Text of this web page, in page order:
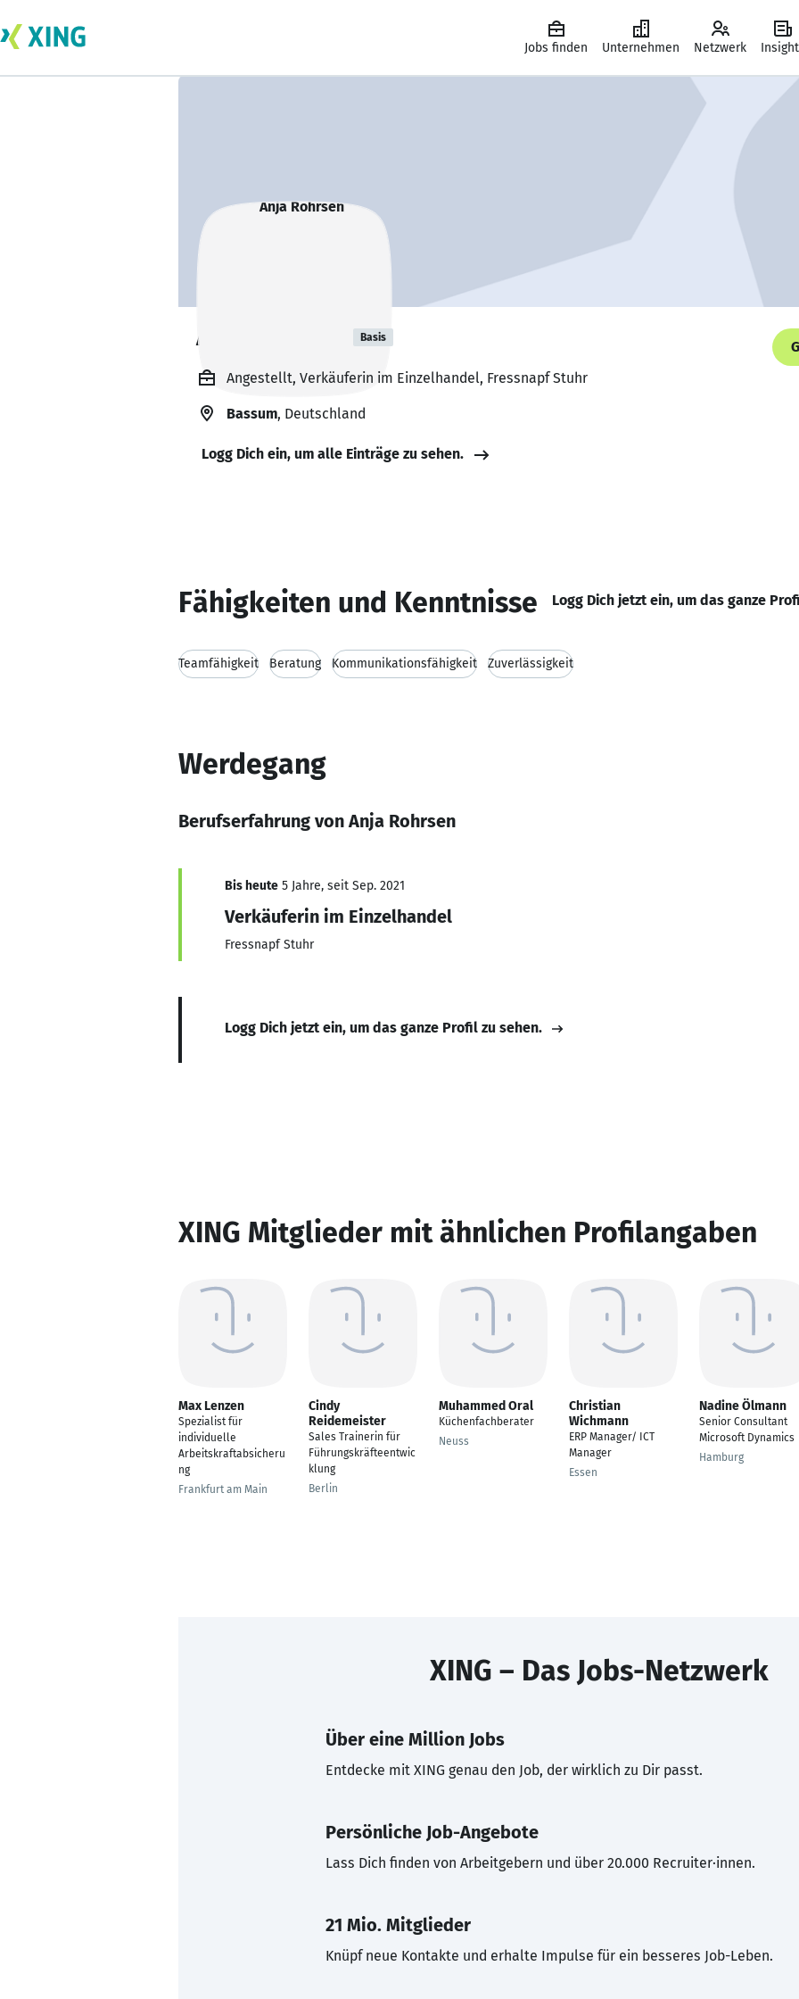
Jobs finden Unternehmen Netzwerk
Anja Rohrsen Basis
Angestellt, Verkäuferin im Einzelhandel, Fressnapf Stuhr
Bassum, Deutschland
Logg Dich ein, um alle Einträge zu sehen.
Fähigkeiten und Kenntnisse Logg Dich jetzt ein, um das ganze
Teamfähigkeit Beratung Kommunikationsfähigkeit Zuverlässigkeit
Werdegang
Berufserfahrung von Anja Rohrsen
Bis heute 5 Jahre, seit Sep. 2021
Verkäuferin im Einzelhandel
Fressnapf Stuhr
Logg Dich jetzt ein, um das ganze Profil zu sehen.
XING Mitglieder mit ähnlichen Profilangaben
Max Lenzen
Spezialist für
individuelle
Arbeitskraftabsicheru
ng
Frankfurt am Main
Cindy
Reidemeister
Sales Trainerin für
Führungskräfteentwic
klung
Berlin
Muhammed Oral
Küchenfachberater
Neuss
Christian
Wichmann
ERP Manager/ ICT
Manager
Essen
Nadine Ölmann
Senior Consultant
Microsoft Dynamics
Hamburg
XING – Das Jobs-Netzwerk
Über eine Million Jobs
Entdecke mit XING genau den Job, der wirklich zu Dir passt.
Persönliche Job-Angebote
Lass Dich finden von Arbeitgebern und über 20.000 Recruiter·innen.
21 Mio. Mitglieder
Knüpf neue Kontakte und erhalte Impulse für ein besseres Job-Leben.